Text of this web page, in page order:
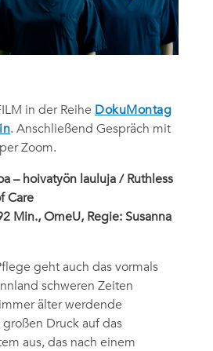
in der Reihe DokuMontag
. Anschließend Gespräch mit
Zoom.
– hoivatyön lauluja / Ruthless
Care
Min., OmeU, Regie: Susanna
geht auch das vormals
schweren Zeiten
älter werdende
Druck auf das
aus, das nach einem